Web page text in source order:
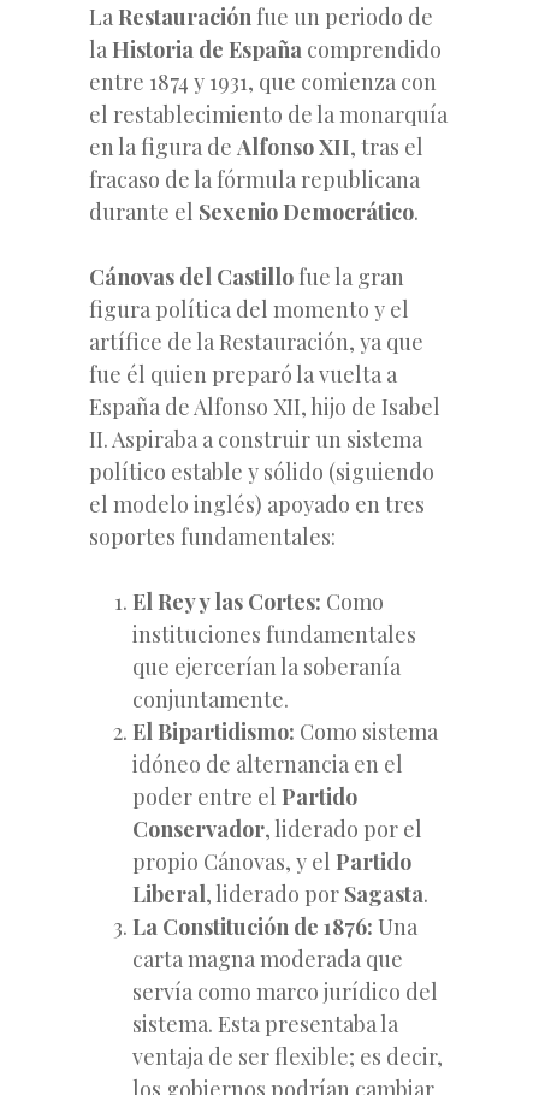
La Restauraciónfue un periodo de
la Historia de España comprendido
entre 1874 y 1931, que comienza con
el restablecimiento de la monarquía
en la figura de Alfonso XII, tras el
fracaso de la fórmula republicana
durante el Sexenio Democrático.
Cánovas del Castillofue la gran
figura política del momento y el
artífice de la Restauración, ya que
fue él quien preparó la vuelta a
España de Alfonso XII, hijo de Isabel
II. Aspiraba a construir un sistema
político estable y sólido (siguiendo
el modelo inglés) apoyado en tres
soportes fundamentales:
El Rey y las Cortes: Como
instituciones fundamentales
que ejercerían la soberanía
conjuntamente.
El Bipartidismo: Como sistema
idóneo de alternancia en el
poder entre el Partido
Conservador, liderado por el
propio Cánovas, y el Partido
Liberal, liderado por Sagasta.
La Constitución de 1876: Una
carta magna moderada que
servía como marco jurídico del
sistema. Esta presentaba la
ventaja de ser flexible; es decir,
los gobiernos podrían cambiar